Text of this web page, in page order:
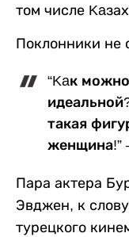
том числе
Поклонники не
“Kaк
такая
женщина!”
Пара актера
Эвджен, к
турецкого